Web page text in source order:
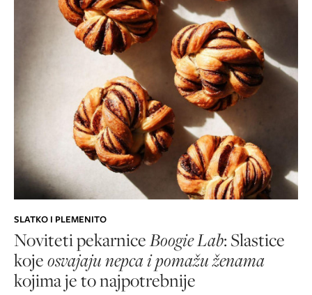
SLATKO I PLEMENITO
Noviteti pekarniceBoogie Lab: Slastice
kojeosvajaju nepca i pomažu ženama
kojima je to najpotrebnije